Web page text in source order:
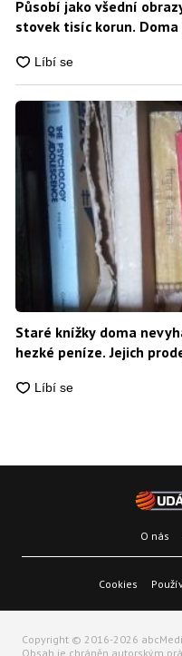
Působí jako všední
stovek tisíc korun.
Staré knížky doma
hezké peníze. Jejich
O nás
Cookies
Copyright © 2016-2026
Obsah je chráněn autorským